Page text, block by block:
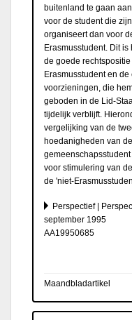
buitenland te gaan
voor de student die
organiseert dan voor
Erasmusstudent. Dit is
de goede rechtspositie
Erasmusstudent en de
voorzieningen, die
geboden in de Lid-
tijdelijk verblijft.
vergelijking van de
hoedanigheden van de
voor stimulering van
de 'niet-
Perspectief |
september 1995
AA19950685
Maandbladartikel